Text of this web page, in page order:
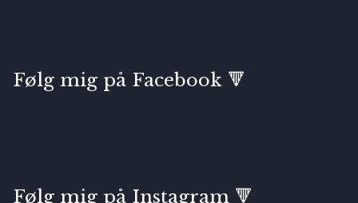
Følg mig på Facebook 🔻
Følg mig på Instagram 🔻